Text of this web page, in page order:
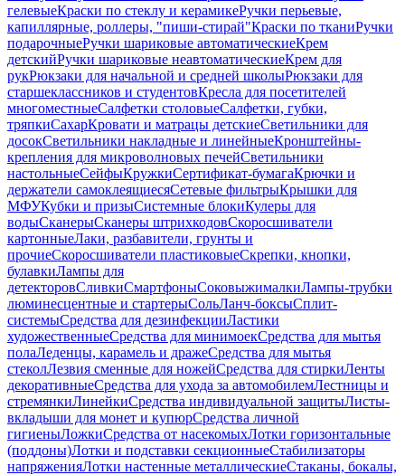
гелевыеКраски по стеклу и керамикеРучки перьевые,
капиллярные, роллеры, "пиши-стирай"Краски по тканиРучки
подарочныеРучки шариковые автоматическиеКрем
детскийРучки шариковые неавтоматическиеКрем для
рукРюкзаки для начальной и средней школыРюкзаки для
старшеклассников и студентовКресла для посетителей
многоместныеСалфетки столовыеСалфетки, губки,
тряпкиСахарКровати и матрацы детскиеСветильники для
досокСветильники накладные и линейныеКронштейны-
крепления для микроволновых печейСветильники
настольныеСейфыКружкиСертификат-бумагаКрючки и
держатели самоклеящиесяСетевые фильтрыКрышки для
МФУКубки и призыСистемные блокиКулеры для
водыСканерыСканеры штрихкодовСкоросшиватели
картонныеЛаки, разбавители, грунты и
прочиеСкоросшиватели пластиковыеСкрепки, кнопки,
булавкиЛампы для
детекторовСливкиСмартфоныСоковыжималкиЛампы-трубки
люминесцентные и стартерыСольЛанч-боксыСплит-
системыСредства для дезинфекцииЛастики
художественныеСредства для минимоекСредства для мытья
полаЛеденцы, карамель и дражеСредства для мытья
стеколЛезвия сменные для ножейСредства для стиркиЛенты
декоративныеСредства для ухода за автомобилемЛестницы и
стремянкиЛинейкиСредства индивидуальной защитыЛисты-
вкладыши для монет и купюрСредства личной
гигиеныЛожкиСредства от насекомыхЛотки горизонтальные
(поддоны)Лотки и подставки секционныеСтабилизаторы
напряженияЛотки настенные металлическиеСтаканы, бокалы,